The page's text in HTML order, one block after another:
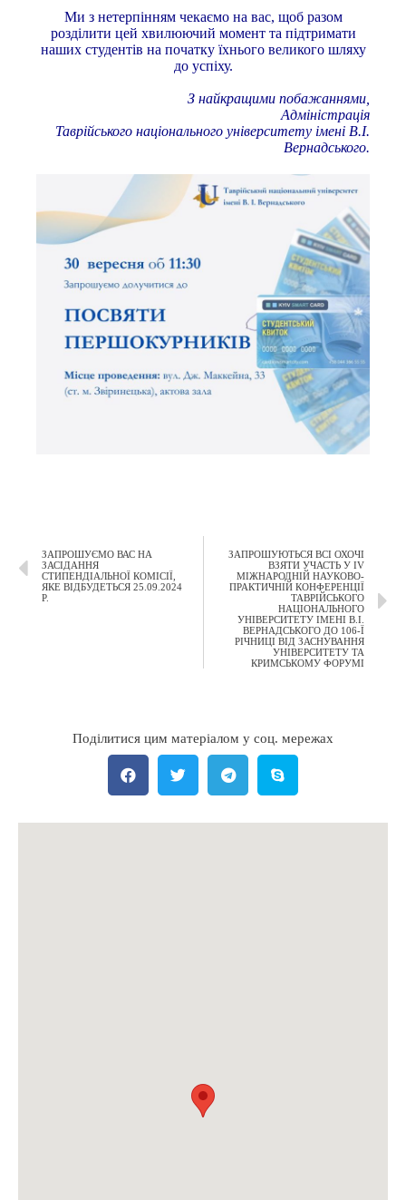
Ми з нетерпінням чекаємо на вас, щоб разом
розділити цей хвилюючий момент та підтримати
наших студентів на початку їхнього великого шляху
до успіху.
З найкращими побажаннями,
Адміністрація
Таврійського національного університету імені В.І.
Вернадського.
ЗАПРОШУЄМО ВАС НА
ЗАСІДАННЯ
СТИПЕНДІАЛЬНОЇ КОМІСІЇ,
ЯКЕ ВІДБУДЕТЬСЯ 25.09.2024
Р.
ЗАПРОШУЮТЬСЯ ВСІ ОХОЧІ
ВЗЯТИ УЧАСТЬ У ІV
МІЖНАРОДНІЙ НАУКОВО-
ПРАКТИЧНІЙ КОНФЕРЕНЦІЇ
ТАВРІЙСЬКОГО
НАЦІОНАЛЬНОГО
УНІВЕРСИТЕТУ ІМЕНІ В.І.
ВЕРНАДСЬКОГО ДО 106-Ї
РІЧНИЦІ ВІД ЗАСНУВАННЯ
УНІВЕРСИТЕТУ ТА
КРИМСЬКОМУ ФОРУМІ
Поділитися цим матеріалом у соц. мережах